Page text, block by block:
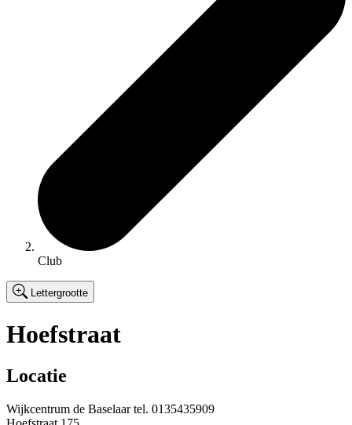
Club
Lettergrootte
Hoefstraat
Locatie
Wijkcentrum de Baselaartel. 0135435909